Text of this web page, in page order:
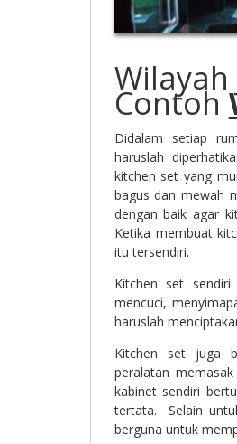
Contoh
Didalam setiap
haruslah
kitchen set yang
bagus dan mewah
dengan baik agar
Ketika membuat
itu tersendiri.
Kitchen set
mencuci,
haruslah
Kitchen set juga
peralatan
kabinet sendiri
tertata. Selain
berguna untuk